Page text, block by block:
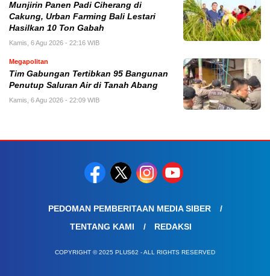
Munjirin Panen Padi Ciherang di
Cakung, Urban Farming Bali Lestari
Hasilkan 10 Ton Gabah
Kamis, 6 Agu 2026 - 22:16 WIB
Megapolitan
Tim Gabungan Tertibkan 95 Bangunan
Penutup Saluran Air di Tanah Abang
Kamis, 6 Agu 2026 - 22:09 WIB
PEDOMAN PEMBERITAAN MEDIA SIBER
TENTANG KAMI
REDAKSI
COPYRIGHT © 2025 PLUS62 - ALL RIGHTS RESERVED